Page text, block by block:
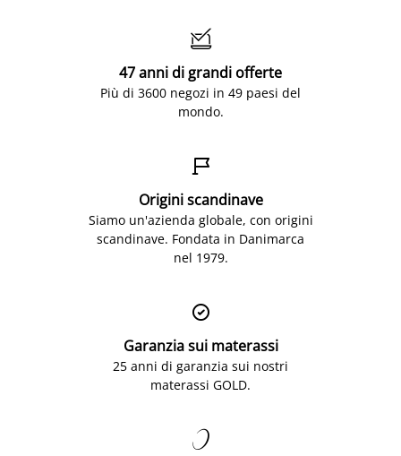

47 anni di grandi offerte
Più di 3600 negozi in 49 paesi del
mondo.

Origini scandinave
Siamo un'azienda globale, con origini
scandinave. Fondata in Danimarca
nel 1979.

Garanzia sui materassi
25 anni di garanzia sui nostri
materassi GOLD.
